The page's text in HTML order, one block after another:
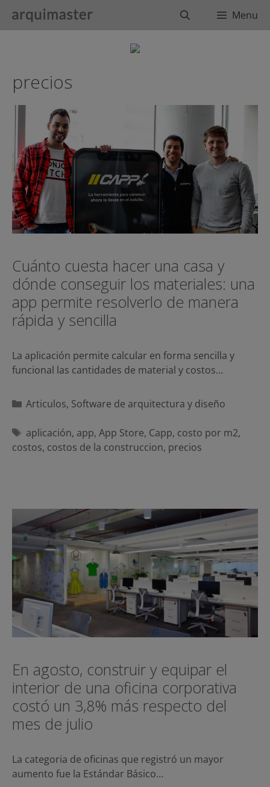
BuscarMenu
precios
Cuánto cuesta hacer una casa y
dónde conseguir los materiales: una
app permite resolverlo de manera
rápida y sencilla
La aplicación permite calcular en forma sencilla y
funcional las cantidades de material y costos…
Categorías
Articulos, Software de arquitectura y diseño
Etiquetas
aplicación, app, App Store, Capp, costo por m2,
costos, costos de la construccion, precios
En agosto, construir y equipar el
interior de una oficina corporativa
costó un 3,8% más respecto del
mes de julio
La categoria de oficinas que registró un mayor
aumento fue la Estándar Básico…